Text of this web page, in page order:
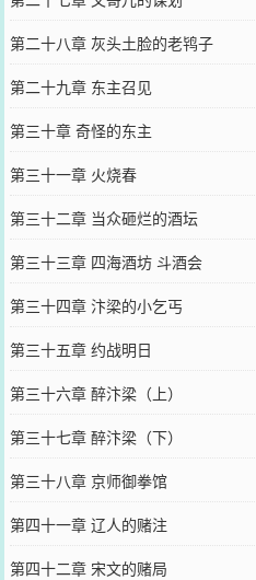
第二十八章 灰头土脸的老鸨子
第二十九章 东主召见
第三十章 奇怪的东主
第三十一章 火烧春
第三十二章 当众砸烂的酒坛
第三十三章 四海酒坊 斗酒会
第三十四章 汴梁的小乞丐
第三十五章 约战明日
第三十六章 醉汴梁（上）
第三十七章 醉汴梁（下）
第三十八章 京师御拳馆
第四十一章 辽人的赌注
第四十二章 宋文的赌局